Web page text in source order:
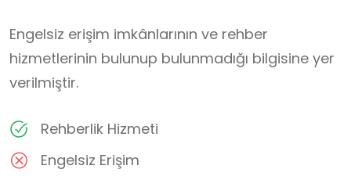
Engelsiz erişim imkânlarının ve rehber
hizmetlerinin bulunup bulunmadığı bilgisine yer
verilmiştir.
Rehberlik Hizmeti
Engelsiz Erişim